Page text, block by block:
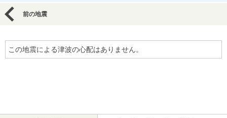
前の地震
この地震による津波の心配はありません。